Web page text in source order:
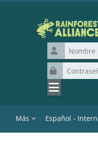
Nombre de
Contraseña
Más Español -